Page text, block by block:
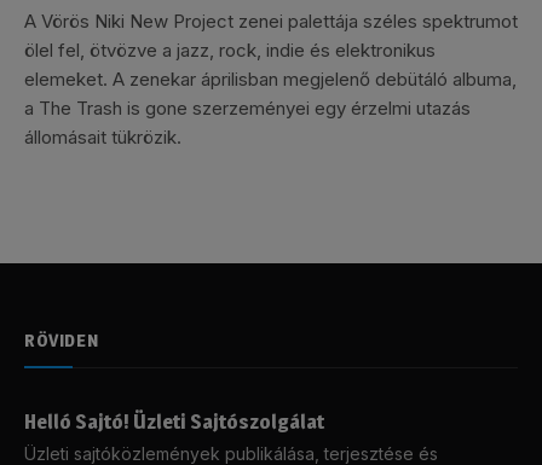
A Vörös Niki New Project zenei palettája széles spektrumot
ölel fel, ötvözve a jazz, rock, indie és elektronikus
elemeket. A zenekar áprilisban megjelenő debütáló albuma,
a The Trash is gone szerzeményei egy érzelmi utazás
állomásait tükrözik.
RÖVIDEN
Helló Sajtó! Üzleti Sajtószolgálat
Üzleti sajtóközlemények publikálása, terjesztése és